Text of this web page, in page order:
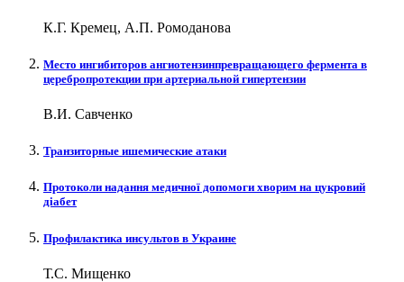
К.Г. Кремец, А.П. Ромоданова
Место ингибиторов ангиотензинпревращающего фермента в
церебропротекции при артериальной гипертензии
В.И. Савченко
Транзиторные ишемические атаки
Протоколи надання медичної допомоги хворим на цукровий
діабет
Профилактика инсультов в Украине
Т.С. Мищенко